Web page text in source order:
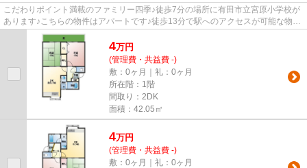
こだわりポイント満載のファミリー四季♪徒歩7分の場所に有田市立宮原小学校が
あります♪こちらの物件はアパートです♪徒歩13分で駅へのアクセスが可能な物件
です♪紀勢本線紀伊宮原周辺の...
4万円
(管理費・共益費 -)
敷：0ヶ月｜礼：0ヶ月
所在階：1階
間取り：2DK
面積：42.05㎡
4万円
(管理費・共益費 -)
敷：0ヶ月｜礼：0ヶ月